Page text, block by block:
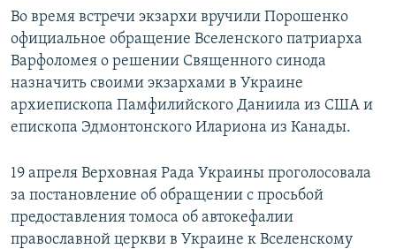
Во время встречи экзархи вручили Порошенко
официальное обращение Вселенского патриарха
Варфоломея о решении Священного синода
назначить своими экзархами в Украине
архиепископа Памфилийского Даниила из США и
епископа Эдмонтонского Илариона из Канады.
19 апреля Верховная Рада Украины проголосовала
за постановление об обращении с просьбой
предоставления томоса об автокефалии
православной церкви в Украине к Вселенскому